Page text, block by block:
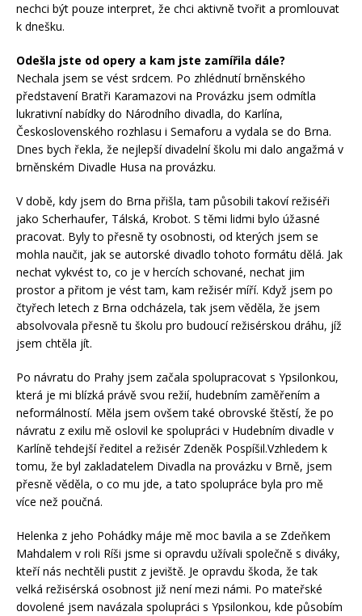
nechci být pouze interpret, že chci aktivně tvořit a promlouvat
k dnešku.
Odešla jste od opery a kam jste zamířila dále?
Nechala jsem se vést srdcem. Po zhlédnutí brněnského
představení Bratři Karamazovi na Provázku jsem odmítla
lukrativní nabídky do Národního divadla, do Karlína,
Československého rozhlasu i Semaforu a vydala se do Brna.
Dnes bych řekla, že nejlepší divadelní školu mi dalo angažmá v
brněnském Divadle Husa na provázku.
V době, kdy jsem do Brna přišla, tam působili takoví režiséři
jako Scherhaufer, Tálská, Krobot. S těmi lidmi bylo úžasné
pracovat. Byly to přesně ty osobnosti, od kterých jsem se
mohla naučit, jak se autorské divadlo tohoto formátu dělá. Jak
nechat vykvést to, co je v hercích schované, nechat jim
prostor a přitom je vést tam, kam režisér míří. Když jsem po
čtyřech letech z Brna odcházela, tak jsem věděla, že jsem
absolvovala přesně tu školu pro budoucí režisérskou dráhu, jíž
jsem chtěla jít.
Po návratu do Prahy jsem začala spolupracovat s Ypsilonkou,
která je mi blízká právě svou režií, hudebním zaměřením a
neformálností. Měla jsem ovšem také obrovské štěstí, že po
návratu z exilu mě oslovil ke spolupráci v Hudebním divadle v
Karlíně tehdejší ředitel a režisér Zdeněk Pospíšil.Vzhledem k
tomu, že byl zakladatelem Divadla na provázku v Brně, jsem
přesně věděla, o co mu jde, a tato spolupráce byla pro mě
více než poučná.
Helenka z jeho Pohádky máje mě moc bavila a se Zdeňkem
Mahdalem v roli Ríši jsme si opravdu užívali společně s diváky,
kteří nás nechtěli pustit z jeviště. Je opravdu škoda, že tak
velká režisérská osobnost již není mezi námi. Po mateřské
dovolené jsem navázala spolupráci s Ypsilonkou, kde působím